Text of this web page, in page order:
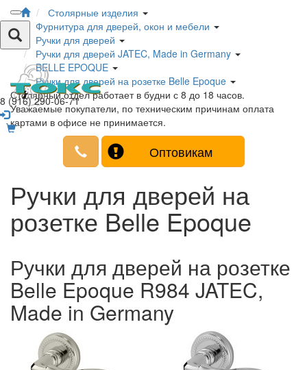
8 (916) 290-06-71
Столярные изделия
Фурнитура для дверей, окон и мебели
Ручки для дверей
Ручки для дверей JATEC, Made in Germany
BELLE EPOQUE
Ручки для дверей на розетке Belle Epoque
Столярный отдел работает в будни с 8 до 18 часов.
Уважаемые покупатели, по техническим причинам оплата
картами в офисе не принимается.
Оптовикам
Ручки для дверей на
розетке Belle Epoque
Ручки для дверей на розетке
Belle Epoque R984 JATEC,
Made in Germany